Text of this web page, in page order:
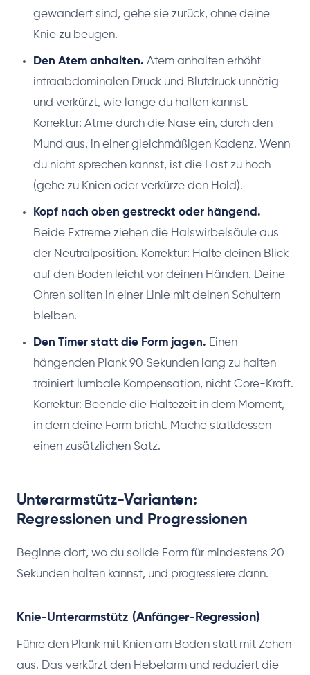
gewandert sind, gehe sie zurück, ohne deine
Knie zu beugen.
Den Atem anhalten. Atem anhalten erhöht
intraabdominalen Druck und Blutdruck unnötig
und verkürzt, wie lange du halten kannst.
Korrektur: Atme durch die Nase ein, durch den
Mund aus, in einer gleichmäßigen Kadenz. Wenn
du nicht sprechen kannst, ist die Last zu hoch
(gehe zu Knien oder verkürze den Hold).
Kopf nach oben gestreckt oder hängend.
Beide Extreme ziehen die Halswirbelsäule aus
der Neutralposition. Korrektur: Halte deinen Blick
auf den Boden leicht vor deinen Händen. Deine
Ohren sollten in einer Linie mit deinen Schultern
bleiben.
Den Timer statt die Form jagen. Einen
hängenden Plank 90 Sekunden lang zu halten
trainiert lumbale Kompensation, nicht Core-Kraft.
Korrektur: Beende die Haltezeit in dem Moment,
in dem deine Form bricht. Mache stattdessen
einen zusätzlichen Satz.
Unterarmstütz-Varianten:
Regressionen und Progressionen
Beginne dort, wo du solide Form für mindestens 20
Sekunden halten kannst, und progressiere dann.
Knie-Unterarmstütz (Anfänger-Regression)
Führe den Plank mit Knien am Boden statt mit Zehen
aus. Das verkürzt den Hebelarm und reduziert die